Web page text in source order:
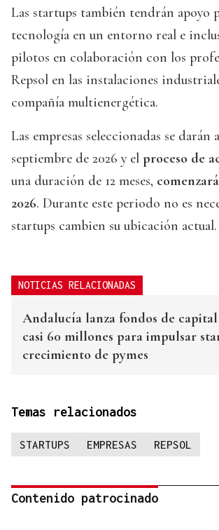
Las startups también tendrán apoyo
tecnología en un entorno real e
pilotos en colaboración con los
Repsol en las instalaciones
compañía multienergética.
Las empresas seleccionadas se darán
septiembre de 2026 y el proceso de
una duración de 12 meses,
2026. Durante este periodo no es
startups cambien su ubicación actual.
NOTICIAS RELACIONADAS
Andalucía lanza fondos de
casi 60 millones para impulsar
crecimiento de pymes
Temas relacionados
STARTUPS EMPRESAS REPSOL
Contenido patrocinado